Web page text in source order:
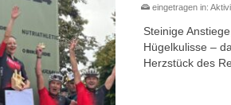
eingetragen in:
Steinige
Hügelkulisse –
Herzstück des